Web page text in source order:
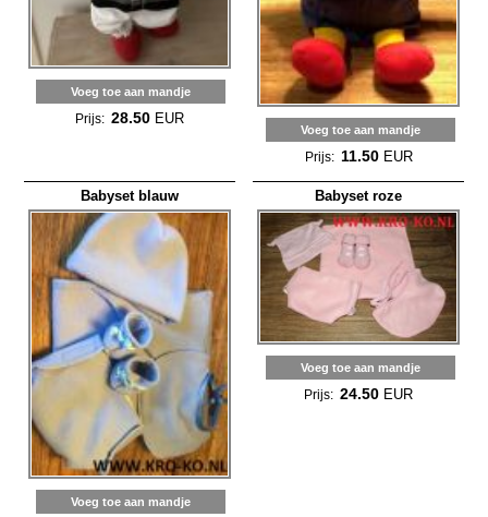
Voeg toe aan mandje
Prijs: 28.50 EUR
Voeg toe aan mandje
Prijs: 11.50 EUR
Babyset blauw
Voeg toe aan mandje
Babyset roze
Voeg toe aan mandje
Prijs: 24.50 EUR